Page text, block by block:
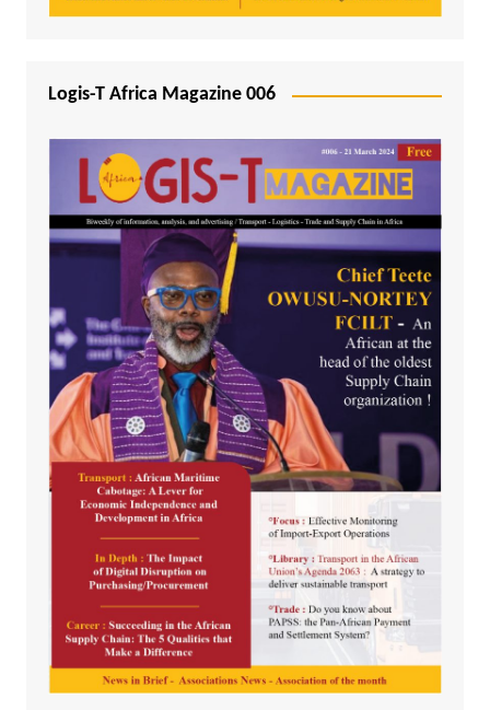
Logis-T Africa Magazine 006